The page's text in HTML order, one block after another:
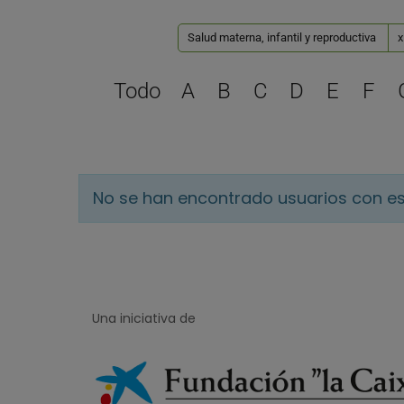
Salud materna, infantil y reproductiva x
Todo A B C D E F
No se han encontrado usuarios con
Una iniciativa de